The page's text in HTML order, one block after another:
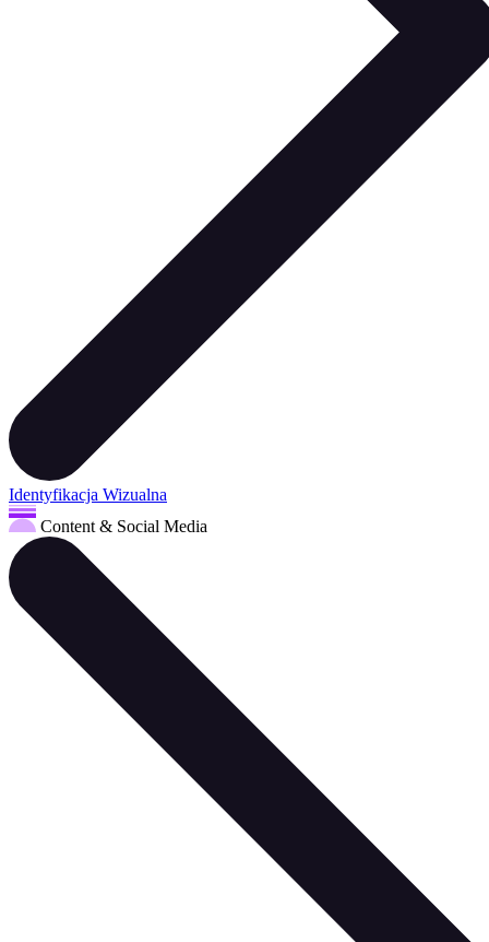
Identyfikacja Wizualna
Content & Social Media